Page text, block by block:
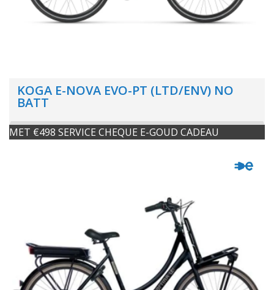
KOGA E-NOVA EVO-PT (LTD/ENV) NO
BATT
MET €498 SERVICE CHEQUE E-GOUD CADEAU